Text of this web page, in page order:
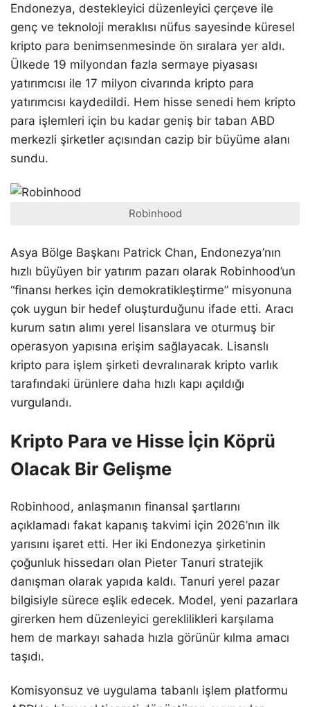
Endonezya, destekleyici düzenleyici çerçeve ile
genç ve teknoloji meraklısı nüfus sayesinde küresel
kripto para benimsenmesinde ön sıralara yer aldı.
Ülkede 19 milyondan fazla sermaye piyasası
yatırımcısı ile 17 milyon civarında kripto para
yatırımcısı kaydedildi. Hem hisse senedi hem kripto
para işlemleri için bu kadar geniş bir taban ABD
merkezli şirketler açısından cazip bir büyüme alanı
sundu.
Robinhood
Asya Bölge Başkanı Patrick Chan, Endonezya’nın
hızlı büyüyen bir yatırım pazarı olarak Robinhood’un
“finansı herkes için demokratikleştirme” misyonuna
çok uygun bir hedef oluşturduğunu ifade etti. Aracı
kurum satın alımı yerel lisanslara ve oturmuş bir
operasyon yapısına erişim sağlayacak. Lisanslı
kripto para işlem şirketi devralınarak kripto varlık
tarafındaki ürünlere daha hızlı kapı açıldığı
vurgulandı.
Kripto Para ve Hisse İçin Köprü
Olacak Bir Gelişme
Robinhood, anlaşmanın finansal şartlarını
açıklamadı fakat kapanış takvimi için 2026’nın ilk
yarısını işaret etti. Her iki Endonezya şirketinin
çoğunluk hissedarı olan Pieter Tanuri stratejik
danışman olarak yapıda kaldı. Tanuri yerel pazar
bilgisiyle sürece eşlik edecek. Model, yeni pazarlara
girerken hem düzenleyici gereklilikleri karşılama
hem de markayı sahada hızla görünür kılma amacı
taşıdı.
Komisyonsuz ve uygulama tabanlı işlem platformu